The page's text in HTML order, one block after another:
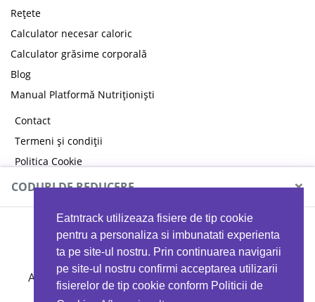
Eatntrack utilizeaza fisiere de tip cookie
pentru a personaliza si imbunatati experienta
ta pe site-ul nostru. Prin continuarea navigarii
pe site-ul nostru confirmi acceptarea utilizarii
fisierelor de tip cookie conform Politicii de
Rețete
Calculator necesar caloric
Calculator grăsime corporală
Blog
Manual Platformă Nutriționiști
Contact
Termeni și condiții
Politica Cookie
Politica de confidențialitate
CODURI DE REDUCERE ×
MYPROTEIN
Ai 40%reducere la orice comandă folosind codul
EATTRACK